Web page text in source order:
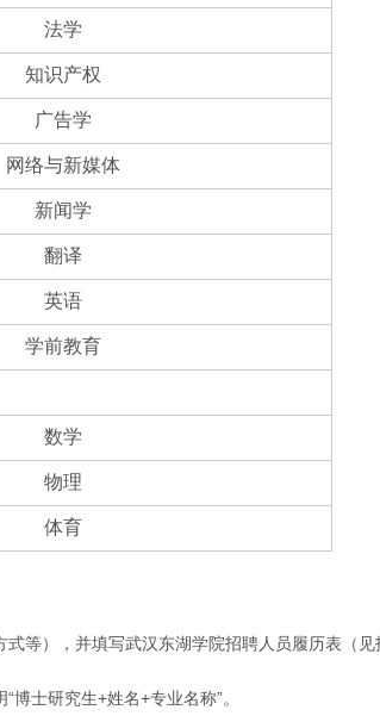
法学
知识产权
广告学
网络与新媒体
新闻学
翻译
英语
学前教育
数学
物理
体育
等），并填写武汉东湖学院招聘人员履历表（
士研究生+姓名+专业名称”。